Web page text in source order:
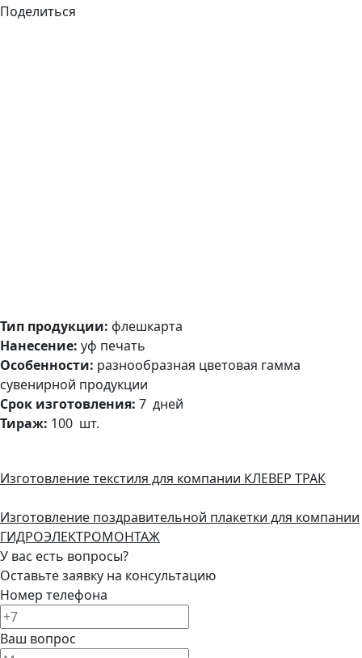
Поделиться
Тип продукции: флешкарта
Нанесение: уф печать
Особенности: разнообразная цветовая гамма
сувенирной продукции
Срок изготовления: 7 дней
Тираж: 100 шт.
Изготовление текстиля для компании КЛЕВЕР ТРАК
Изготовление поздравительной плакетки для компании
ГИДРОЭЛЕКТРОМОНТАЖ
У вас есть вопросы?
Оставьте заявку на консультацию
Номер телефона
Ваш вопрос